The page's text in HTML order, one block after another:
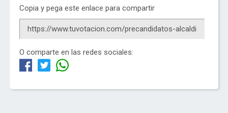
Copia y pega este enlace para compartir
O comparte en las redes sociales: